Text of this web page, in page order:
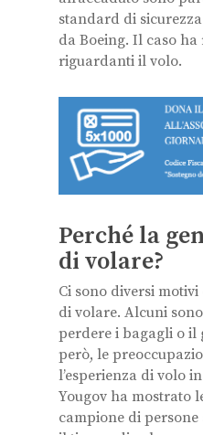
standard di
da Boeing. Il caso
riguardanti il volo.
Perché la
di volare?
Ci sono diversi
di volare. Alcuni
perdere i bagagli o il
però, le
l’esperienza di volo
Yougov ha mostrato
campione di